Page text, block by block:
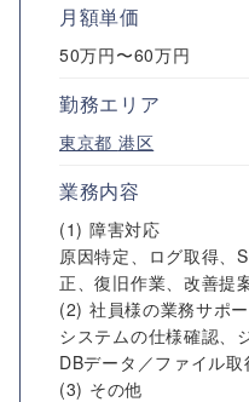
月額単価
50万円〜60万円
勤務エリア
東京都 港区
業務内容
(1) 障害対応
原因特定、ログ取得、
正、復旧作業、改善提
(2) 社員様の業務サポー
システムの仕様確認、
DBデータ／ファイル取
(3) その他